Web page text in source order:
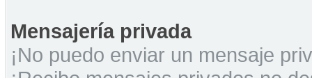
Mensajería privada
¡No puedo enviar un mensaje